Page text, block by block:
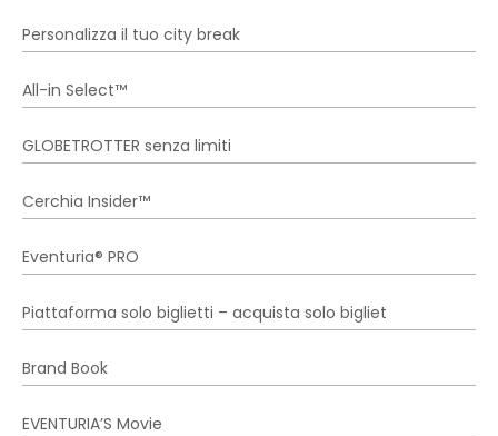
Personalizza il tuo city break
All-in Select™
GLOBETROTTER senza limiti
Cerchia Insider™
Eventuria® PRO
Piattaforma solo biglietti – acquista solo bigliet
Brand Book
EVENTURIA’S Movie